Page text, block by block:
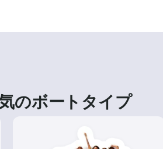
のボートタイプ